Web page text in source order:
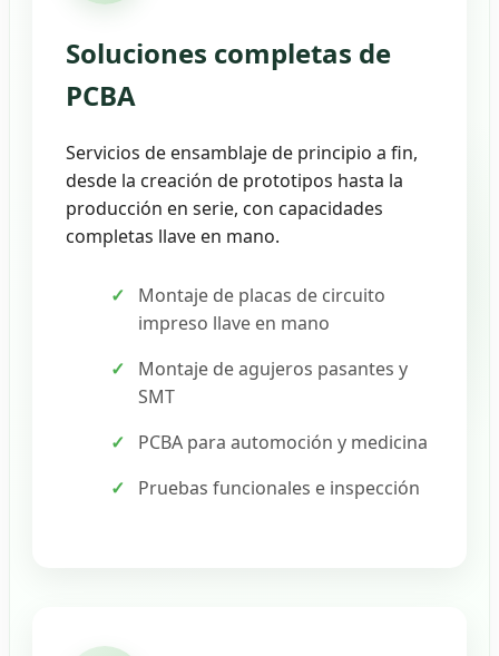
Soluciones completas de
PCBA
Servicios de ensamblaje de principio a fin,
desde la creación de prototipos hasta la
producción en serie, con capacidades
completas llave en mano.
Montaje de placas de circuito
impreso llave en mano
Montaje de agujeros pasantes y
SMT
PCBA para automoción y medicina
Pruebas funcionales e inspección